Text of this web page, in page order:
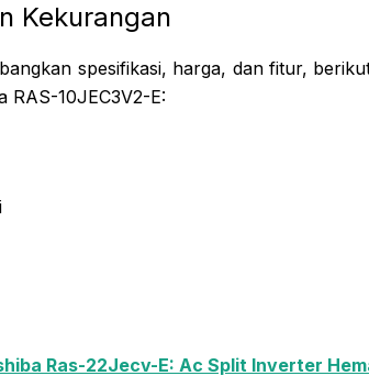
Kekurangan
spesifikasi, harga, dan fitur,
RAS-10JEC3V2-E:
Ras-22Jecv-E: Ac Split Inverter